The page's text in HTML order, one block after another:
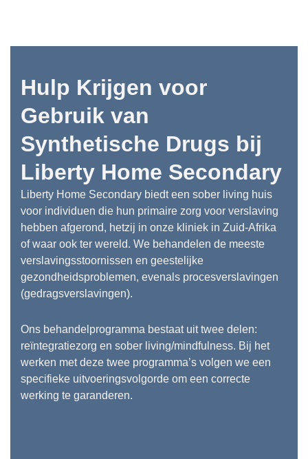
Hulp Krijgen voor
Gebruik van
Synthetische Drugs bij
Liberty Home Secondary
Liberty Home Secondary biedt een sober living huis
voor individuen die hun primaire zorg voor verslaving
hebben afgerond, hetzij in onze kliniek in Zuid-Afrika
of waar ook ter wereld. We behandelen de meeste
verslavingsstoornissen en geestelijke
gezondheidsproblemen, evenals procesverslavingen
(gedragsverslavingen).
Ons behandelprogramma bestaat uit twee delen:
reïntegratiezorg en sober living/mindfulness. Bij het
werken met deze twee programma’s volgen we een
specifieke uitvoeringsvolgorde om een correcte
werking te garanderen.